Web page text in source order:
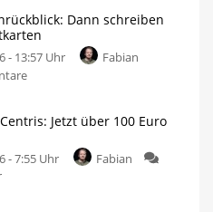
Dann schreiben
- 13:57 Uhr
Fabian
Jetzt über 100 Euro
- 7:55 Uhr
Fabian